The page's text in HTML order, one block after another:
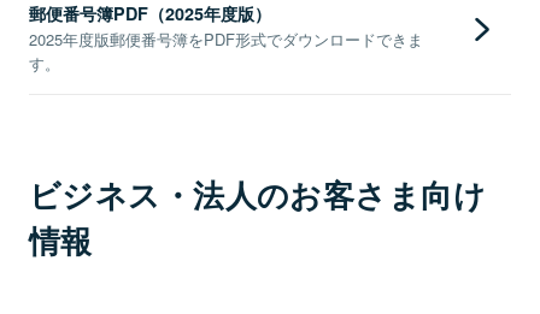
郵便番号簿PDF（2025年度版）
2025年度版郵便番号簿をPDF形式でダウンロードできま
す。
ビジネス・法人のお客さま向け
情報